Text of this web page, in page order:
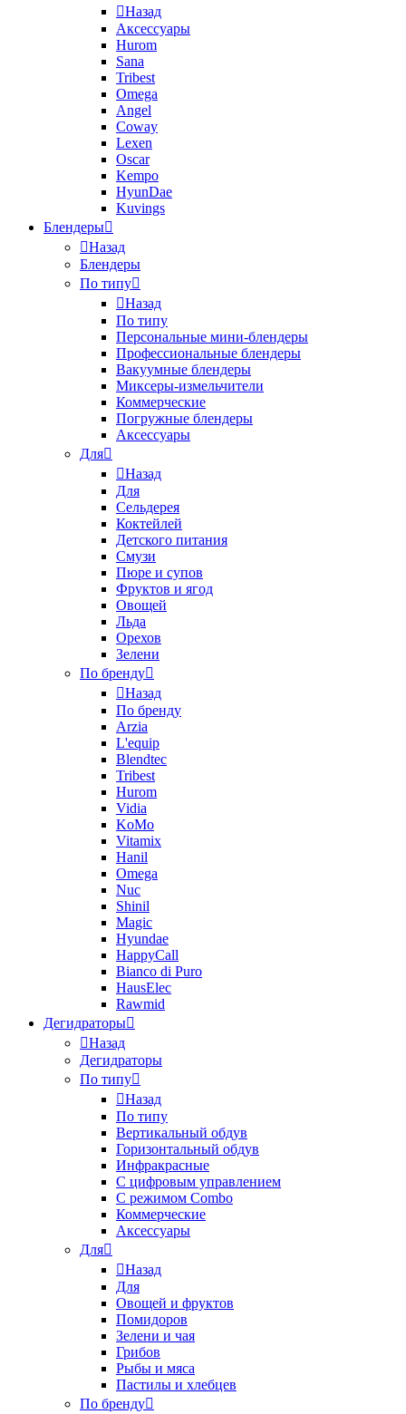
Назад
Аксессуары
Hurom
Sana
Tribest
Omega
Angel
Coway
Lexen
Oscar
Kempo
HyunDae
Kuvings
Блендеры
Назад
Блендеры
По типу
Назад
По типу
Персональные мини-блендеры
Профессиональные блендеры
Вакуумные блендеры
Миксеры-измельчители
Коммерческие
Погружные блендеры
Аксессуары
Для
Назад
Для
Сельдерея
Коктейлей
Детского питания
Смузи
Пюре и супов
Фруктов и ягод
Овощей
Льда
Орехов
Зелени
По бренду
Назад
По бренду
Arzia
L'equip
Blendtec
Tribest
Hurom
Vidia
KoMo
Vitamix
Hanil
Omega
Nuc
Shinil
Magic
Hyundae
HappyCall
Bianco di Puro
HausElec
Rawmid
Дегидраторы
Назад
Дегидраторы
По типу
Назад
По типу
Вертикальный обдув
Горизонтальный обдув
Инфракрасные
С цифровым управлением
С режимом Combo
Коммерческие
Аксессуары
Для
Назад
Для
Овощей и фруктов
Помидоров
Зелени и чая
Грибов
Рыбы и мяса
Пастилы и хлебцев
По бренду